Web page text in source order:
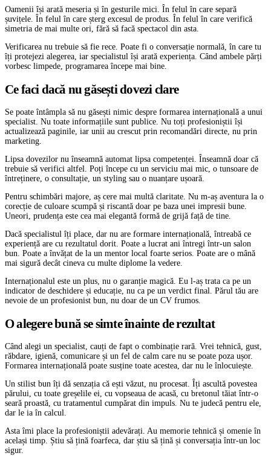
Oamenii își arată meseria și în gesturile mici. În felul în care separă
șuvițele. În felul în care șterg excesul de produs. În felul în care verifică
simetria de mai multe ori, fără să facă spectacol din asta.
Verificarea nu trebuie să fie rece. Poate fi o conversație normală, în care tu
îți protejezi alegerea, iar specialistul își arată experiența. Când ambele părți
vorbesc limpede, programarea începe mai bine.
Ce faci dacă nu găsești dovezi clare
Se poate întâmpla să nu găsești nimic despre formarea internațională a unui
specialist. Nu toate informațiile sunt publice. Nu toți profesioniștii își
actualizează paginile, iar unii au crescut prin recomandări directe, nu prin
marketing.
Lipsa dovezilor nu înseamnă automat lipsa competenței. Înseamnă doar că
trebuie să verifici altfel. Poți începe cu un serviciu mai mic, o tunsoare de
întreținere, o consultație, un styling sau o nuanțare ușoară.
Pentru schimbări majore, aș cere mai multă claritate. Nu m-aș aventura la o
corecție de culoare scumpă și riscantă doar pe baza unei impresii bune.
Uneori, prudența este cea mai elegantă formă de grijă față de tine.
Dacă specialistul îți place, dar nu are formare internațională, întreabă ce
experiență are cu rezultatul dorit. Poate a lucrat ani întregi într-un salon
bun. Poate a învățat de la un mentor local foarte serios. Poate are o mână
mai sigură decât cineva cu multe diplome la vedere.
Internaționalul este un plus, nu o garanție magică. Eu l-aș trata ca pe un
indicator de deschidere și educație, nu ca pe un verdict final. Părul tău are
nevoie de un profesionist bun, nu doar de un CV frumos.
O alegere bună se simte înainte de rezultat
Când alegi un specialist, cauți de fapt o combinație rară. Vrei tehnică, gust,
răbdare, igienă, comunicare și un fel de calm care nu se poate poza ușor.
Formarea internațională poate susține toate acestea, dar nu le înlocuiește.
Un stilist bun îți dă senzația că ești văzut, nu procesat. Îți ascultă povestea
părului, cu toate greșelile ei, cu vopseaua de acasă, cu bretonul tăiat într-o
seară proastă, cu tratamentul cumpărat din impuls. Nu te judecă pentru ele,
dar le ia în calcul.
Asta îmi place la profesioniștii adevărați. Au memorie tehnică și omenie în
același timp. Știu să țină foarfeca, dar știu să țină și conversația într-un loc
sigur.